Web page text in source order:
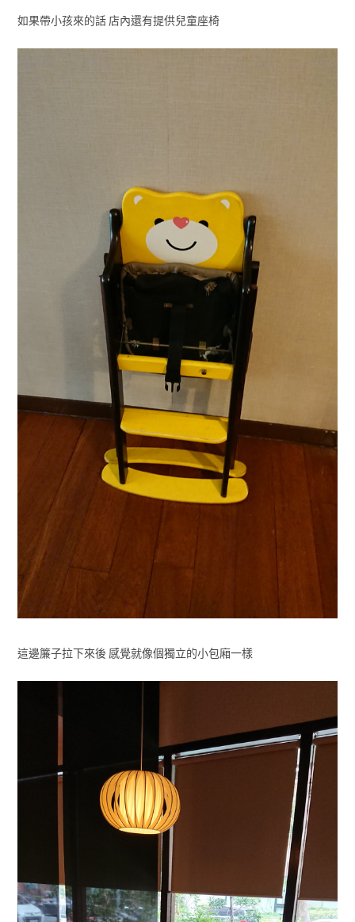
如果帶小孩來的話 店內還有提供兒童座椅
這邊簾子拉下來後 感覺就像個獨立的小包廂一樣